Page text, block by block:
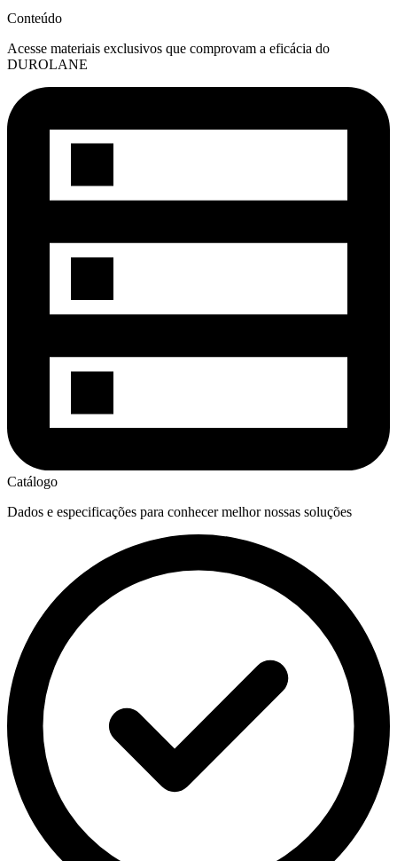
Conteúdo
Acesse materiais exclusivos que comprovam a eficácia do
DUROLANE
Catálogo
Dados e especificações para conhecer melhor nossas soluções